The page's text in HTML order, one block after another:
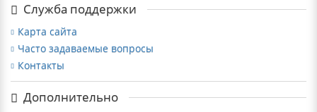
Служба поддержки
Карта сайта
Часто задаваемые вопросы
Контакты
Дополнительно